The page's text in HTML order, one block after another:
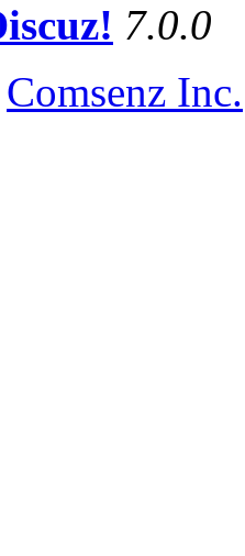
7.0.0
Comsenz Inc.